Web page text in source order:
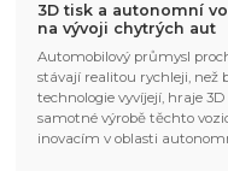
3D tisk a autonomní
na vývoji chytrých aut
Automobilový průmysl
stávají realitou rychleji, než
technologie vyvíjejí, hraje
samotné výrobě těchto
inovacím v oblasti